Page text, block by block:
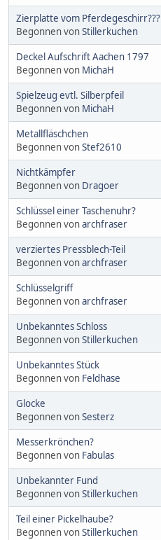
Zierplatte vom Pferdegeschirr???
Begonnen vonStillerkuchen
Deckel Aufschrift Aachen 1797
Begonnen von MichaH
Spielzeug evtl. Silberpfeil
Begonnen von MichaH
Metallfläschchen
Begonnen vonStef2610
Nichtkämpfer
Begonnen von Dragoer
Schlüssel einer Taschenuhr?
Begonnen vonarchfraser
verziertes Pressblech-Teil
Begonnen vonarchfraser
Schlüsselgriff
Begonnen vonarchfraser
Unbekanntes Schloss
Begonnen vonStillerkuchen
Unbekanntes Stück
Begonnen von Feldhase
Glocke
Begonnen vonSesterz
Messerkrönchen?
Begonnen von Fabulas
Unbekannter Fund
Begonnen vonStillerkuchen
Teil einer Pickelhaube?
Begonnen vonStillerkuchen